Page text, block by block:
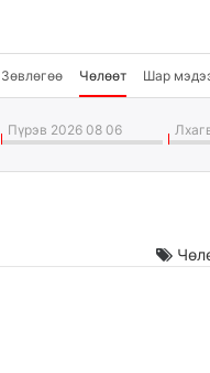
Зөвлөгөө Чөлөөт Шар
Пүрэв 2026 08 06